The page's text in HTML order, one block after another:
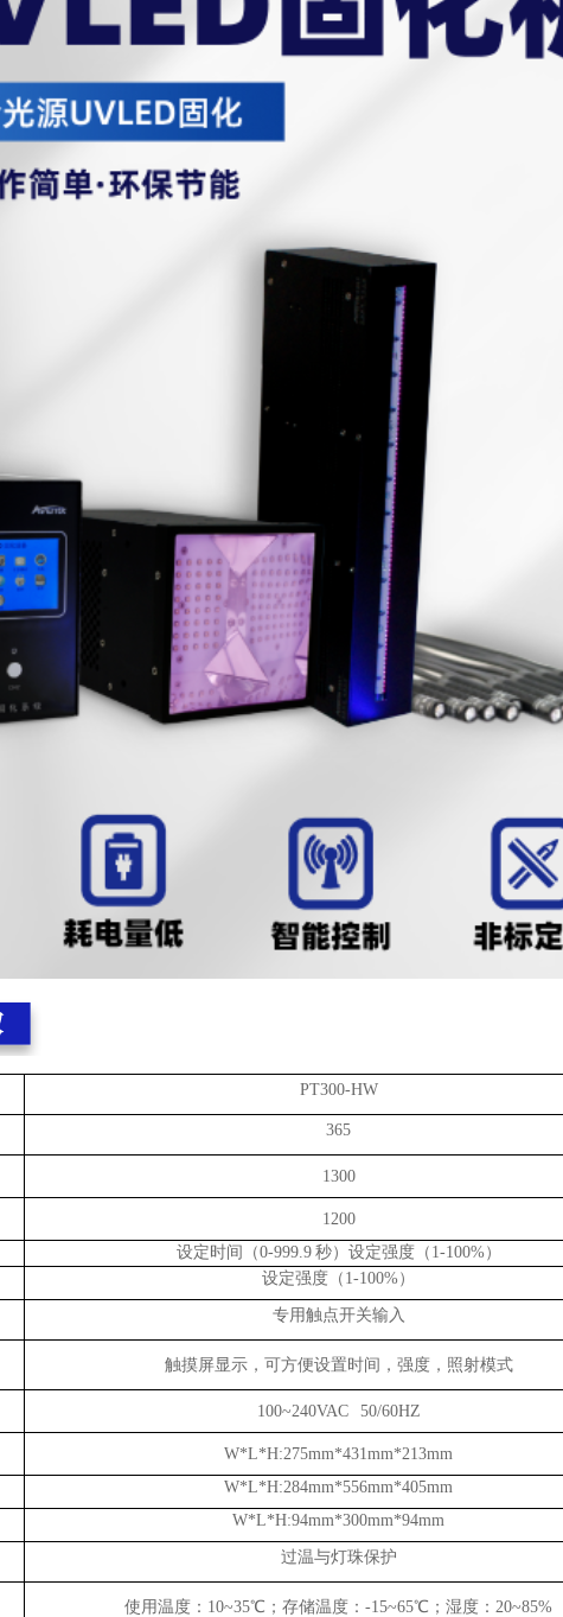
PT300-HW
365
1300
1200
设定时间（0-999.9 秒）设定强度（1-100%）
设定强度（1-100%）
专用触点开关输入
触摸屏显示，可方便设置时间，强度，照射模式
100~240VAC 50/60HZ
W*L*H:275mm*431mm*213mm
W*L*H:284mm*556mm*405mm
W*L*H:94mm*300mm*94mm
过温与灯珠保护
使用温度：10~35℃；存储温度：-15~65℃；湿度：20~85%